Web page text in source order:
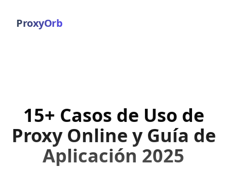
ProxyOrb
15+ Casos de Uso de
Proxy Online y Guía de
Aplicación 2025